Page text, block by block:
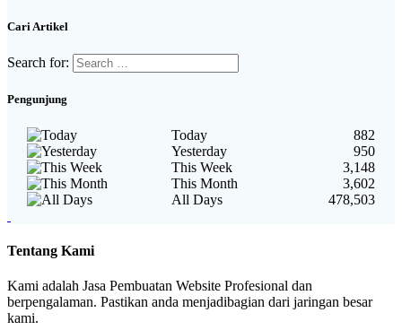
Cari Artikel
Search for:
Pengunjung
Today
882
Yesterday
950
This Week
3,148
This Month
3,602
All Days
478,503
Tentang Kami
Kami adalah Jasa Pembuatan Website Profesional dan
berpengalaman. Pastikan anda menjadibagian dari jaringan besar
kami.